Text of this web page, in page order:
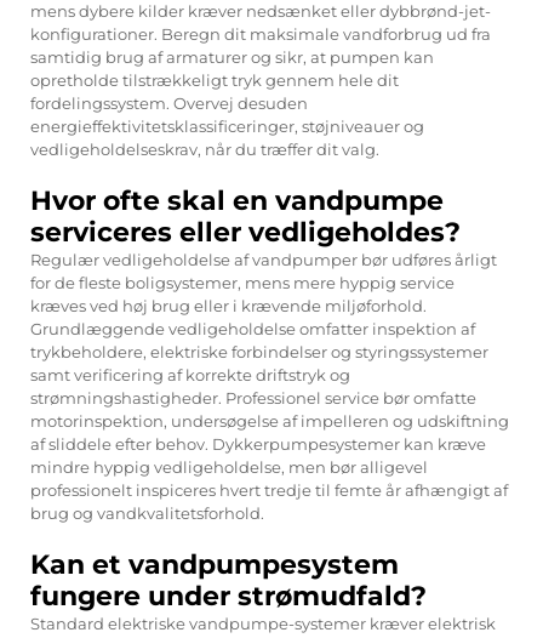
mens dybere kilder kræver nedsænket eller dybbrønd-jet-
konfigurationer. Beregn dit maksimale vandforbrug ud fra
samtidig brug af armaturer og sikr, at pumpen kan
opretholde tilstrækkeligt tryk gennem hele dit
fordelingssystem. Overvej desuden
energieffektivitetsklassificeringer, støjniveauer og
vedligeholdelseskrav, når du træffer dit valg.
Hvor ofte skal en vandpumpe
serviceres eller vedligeholdes?
Regulær vedligeholdelse af vandpumper bør udføres årligt
for de fleste boligsystemer, mens mere hyppig service
kræves ved høj brug eller i krævende miljøforhold.
Grundlæggende vedligeholdelse omfatter inspektion af
trykbeholdere, elektriske forbindelser og styringssystemer
samt verificering af korrekte driftstryk og
strømningshastigheder. Professionel service bør omfatte
motorinspektion, undersøgelse af impelleren og udskiftning
af sliddele efter behov. Dykkerpumpesystemer kan kræve
mindre hyppig vedligeholdelse, men bør alligevel
professionelt inspiceres hvert tredje til femte år afhængigt af
brug og vandkvalitetsforhold.
Kan et vandpumpesystem
fungere under strømudfald?
Standard elektriske vandpumpe-systemer kræver elektrisk